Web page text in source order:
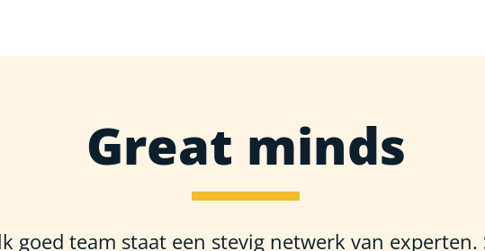
Great minds
goed team staat een stevig netwerk van experten.